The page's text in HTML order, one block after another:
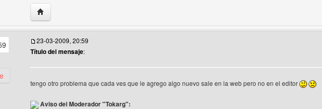
Visitar sitio web del autor: andrea2459
perfil del usuario
23-03-2009, 20:59
Título del mensaje:
tengo otro problema que cada ves que le agrego algo nuevo sale en la web pero no en el editor
Aviso del Moderador "Tokarg":